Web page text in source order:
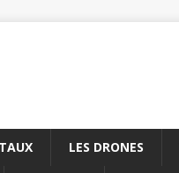
LES DRONES